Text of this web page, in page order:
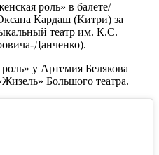
роль» в балете/
Кардаш (Китри) за
театр им. К.С.
Данченко).
у Артемия Белякова
Большого театра.